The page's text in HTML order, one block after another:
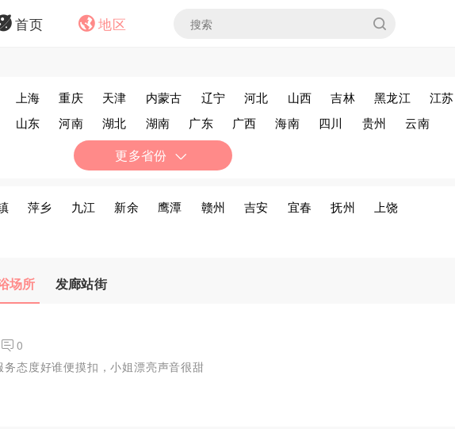
首页 地区
上海 重庆 天津 内蒙古 辽宁 河北 山西 吉林 黑龙江
江苏
山东 河南 湖北 湖南 广东 广西 海南 四川 贵州
云南
宁夏 新疆 香港 台湾
更多省份
萍乡 九江 新余 鹰潭 赣州 吉安 宜春 抚州 上饶
场所 发廊站街
0
态度好谁便摸扣，小姐漂亮声音很甜